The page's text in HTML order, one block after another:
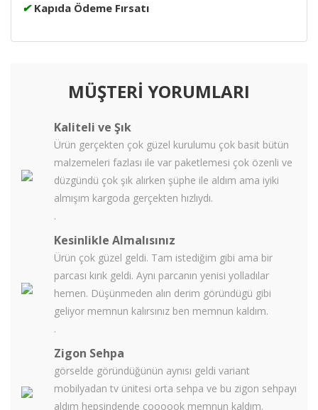
✔ Kapıda Ödeme Fırsatı
MÜŞTERİ YORUMLARI
Kaliteli ve Şık
Ürün gerçekten çok güzel kurulumu çok basit bütün
malzemeleri fazlası ile var paketlemesi çok özenli ve
düzgündü çok şık alırken şüphe ile aldım ama iyiki
almışım kargoda gerçekten hızlıydı.
.
Kesinlikle Almalısınız
Ürün çok güzel geldi. Tam istediğim gibi ama bir
parcası kırık geldi. Aynı parcanın yenisi yolladılar
hemen. Düşünmeden alın derim göründügü gibi
geliyor memnun kalırsınız ben memnun kaldım.
.
Zigon Sehpa
görselde göründüğünün aynısı geldi variant
mobilyadan tv ünitesi orta sehpa ve bu zigon sehpayı
aldım hepsindende çoooook memnun kaldım.